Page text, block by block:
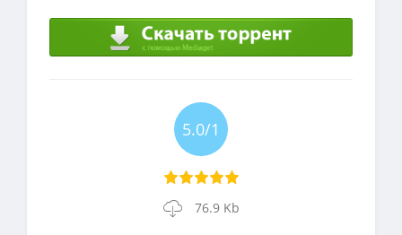
5.0/1
76.9 Kb